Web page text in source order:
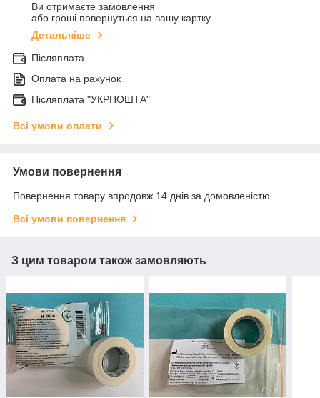
Ви отримаєте замовлення
або гроші повернуться на вашу картку
Детальніше
Післяплата
Оплата на рахунок
Післяплата "УКРПОШТА"
Всі умови оплати
Умови повернення
Повернення товару впродовж 14 днів за домовленістю
Всі умови повернення
З цим товаром також замовляють